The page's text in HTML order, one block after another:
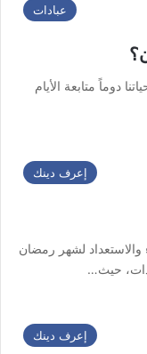
عبادات
دوماً متابعة الأيام
إعرف دينك
والاستعداد لشهر رمضان
حيث…
إعرف دينك